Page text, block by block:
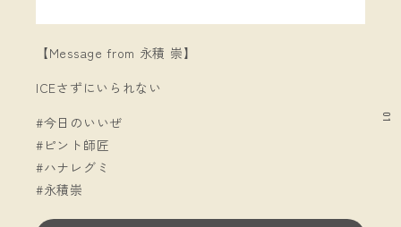
01
【Message from 永積 崇】
ICEさずにいられない
#今日のいいぜ
#ピント師匠
#ハナレグミ
#永積崇